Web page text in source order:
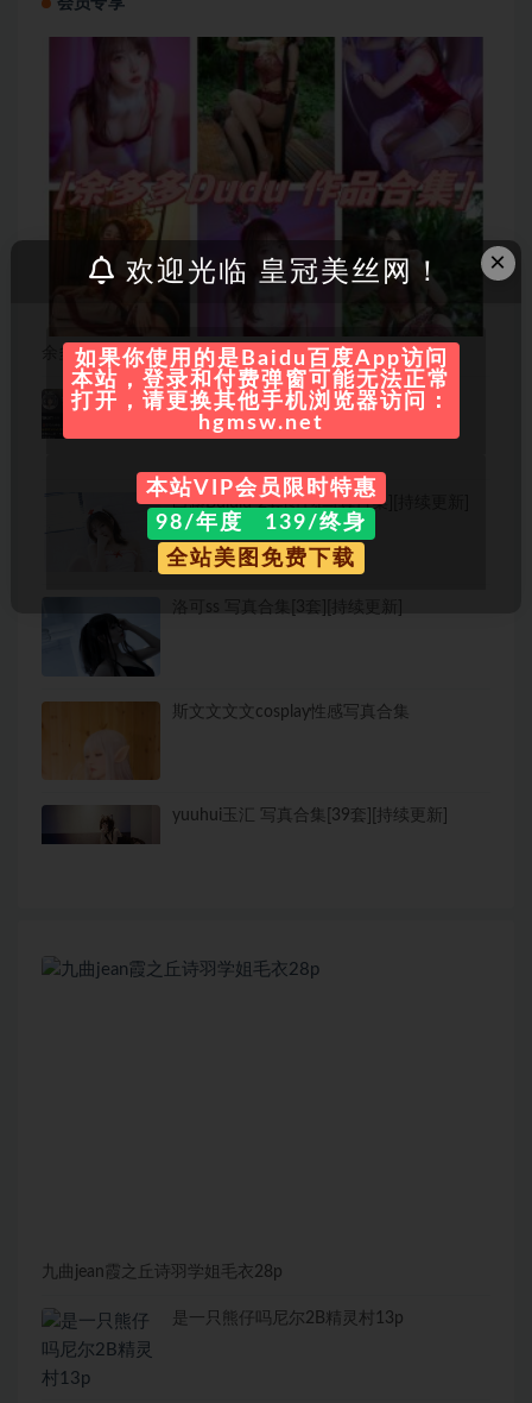
余多多dudu图集：多才多艺的ASMR主播与COS博主
突变的柠檬 合集[31套]
白露Bululu-2套图包[写真合集][持续更新]
斯文文文文cosplay性感写真合集
yuuhui玉汇 写真合集[39套][持续更新]
九曲jean霞之丘诗羽学姐毛衣28p
是一只熊仔吗尼尔2B精灵村13p
×
欢迎光临 皇冠美丝网！
如果你使用的是Baidu百度App访问
本站，登录和付费弹窗可能无法正常
打开，请更换其他手机浏览器访问：
hgmsw.net
本站VIP会员限时特惠
98/年度 139/终身
全站美图免费下载